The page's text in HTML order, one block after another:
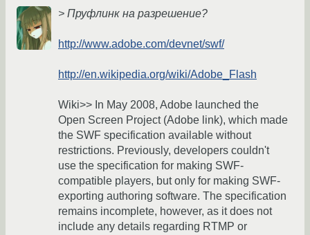
> Пруфлинк на разрешение?
http://www.adobe.com/devnet/swf/
http://en.wikipedia.org/wiki/Adobe_Flash
Wiki>> In May 2008, Adobe launched the
Open Screen Project (Adobe link), which made
the SWF specification available without
restrictions. Previously, developers couldn't
use the specification for making SWF-
compatible players, but only for making SWF-
exporting authoring software. The specification
remains incomplete, however, as it does not
include any details regarding RTMP or